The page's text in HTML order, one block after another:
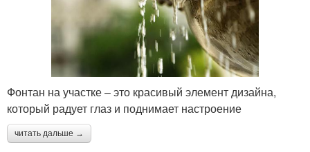
Фонтан на участке – это красивый элемент дизайна,
который радует глаз и поднимает настроение
читать дальше →